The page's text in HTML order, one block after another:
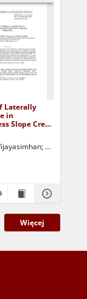
Kononov, Denys
Laterally
in
Slope Crest
Ganesh,
Więcej